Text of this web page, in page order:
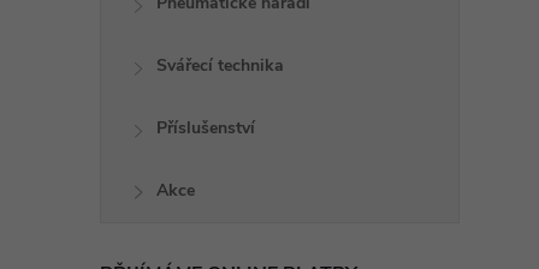
Svářecí technika
Příslušenství
Akce